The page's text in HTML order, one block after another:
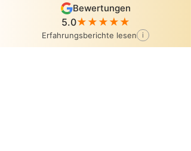
eine Kerze anzünden. Sorge dafür, dass du
ungestört bist. Und dann schreibe deinem
Hund einen Brief. Schreibe alles auf, was
dir durch den Kopf geht. Gibt es noch
Bewertungen
5.0★★★★★
Erfahrungsberichte lesen i